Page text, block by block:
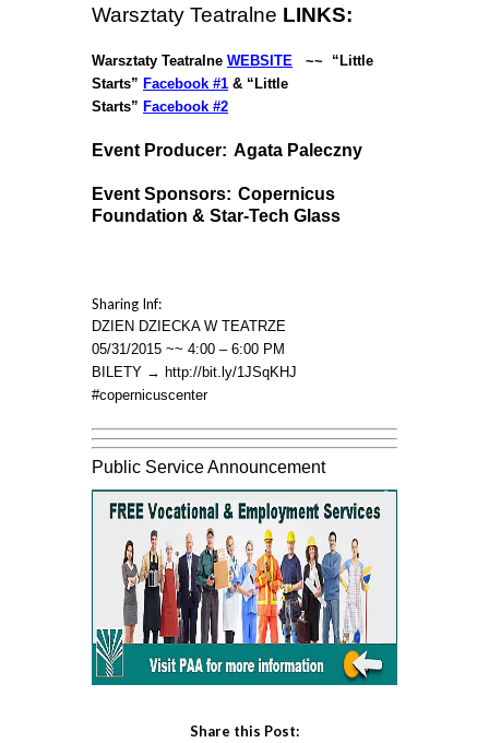
Warsztaty Teatralne LINKS:
Warsztaty Teatralne WEBSITE ~~ “Little
Starts” Facebook #1 & “Little
Starts” Facebook #2
Event Producer: Agata Paleczny
Event Sponsors: Copernicus
Foundation & Star-Tech Glass
Sharing Inf:
DZIEN DZIECKA W TEATRZE
05/31/2015 ~~ 4:00 – 6:00 PM
BILETY → http://bit.ly/1JSqKHJ
#copernicuscenter
Public Service Announcement
Share this Post: